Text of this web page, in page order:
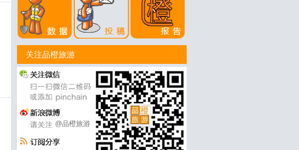
关注品橙旅游
@品橙旅游